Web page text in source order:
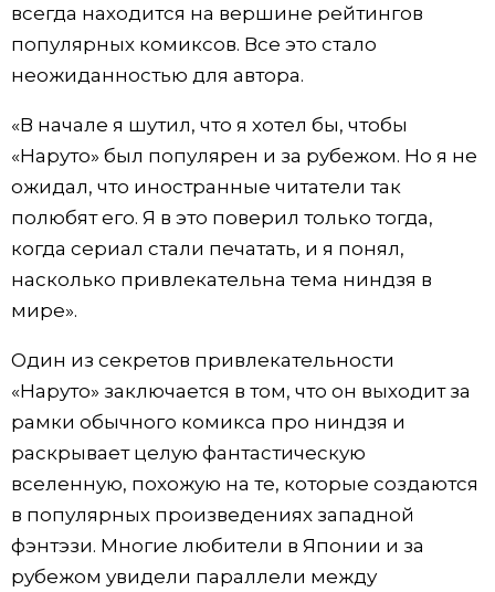
всегда находится на вершине рейтингов
популярных комиксов. Все это стало
неожиданностью для автора.
«В начале я шутил, что я хотел бы, чтобы
«Наруто» был популярен и за рубежом. Но я не
ожидал, что иностранные читатели так
полюбят его. Я в это поверил только тогда,
когда сериал стали печатать, и я понял,
насколько привлекательна тема ниндзя в
мире».
Один из секретов привлекательности
«Наруто» заключается в том, что он выходит за
рамки обычного комикса про ниндзя и
раскрывает целую фантастическую
вселенную, похожую на те, которые создаются
в популярных произведениях западной
фэнтэзи. Многие любители в Японии и за
рубежом увидели параллели между